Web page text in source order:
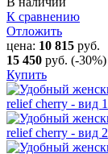
К сравнению
Отложить
цена: 10 815 руб.
15 450 руб. (-30%)
Купить